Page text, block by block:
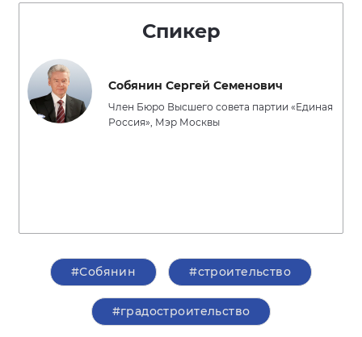
Спикер
Собянин Сергей Семенович
Член Бюро Высшего совета партии «Единая
Россия», Мэр Москвы
#Собянин #строительство
#градостроительство